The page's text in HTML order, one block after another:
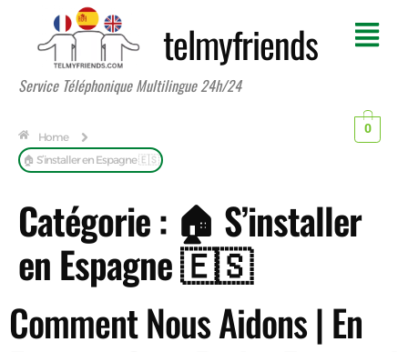
telmyfriends
Service Téléphonique Multilingue 24h/24
Home
🏠 S’installer en Espagne 🇪🇸
0
Catégorie : 🏠 S’installer
en Espagne 🇪🇸
Comment Nous Aidons | En